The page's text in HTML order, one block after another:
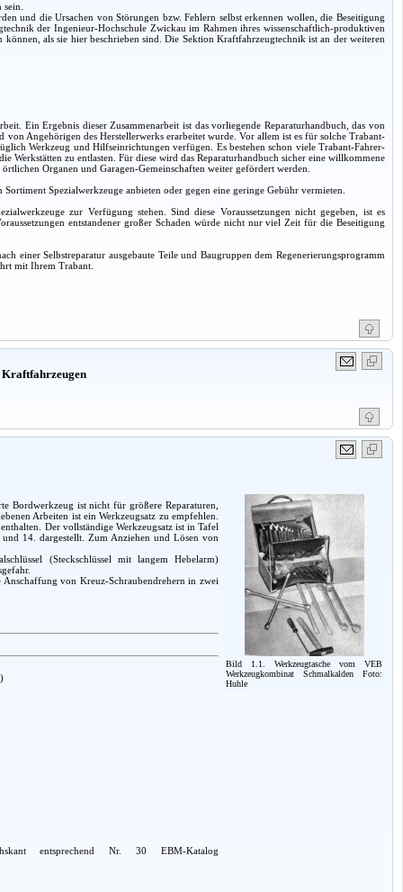
und die Ursachen von Störungen bzw. Fehlern selbst erkennen wollen, die Beseitigung
der Ingenieur-Hochschule Zwickau im Rahmen ihres wissenschaftlich-produktiven
als sie hier beschrieben sind. Die Sektion Kraftfahrzeugtechnik ist an der weiteren
Ein Ergebnis dieser Zusammenarbeit ist das vorliegende Reparaturhandbuch, das von
Angehörigen des Herstellerwerks erarbeitet wurde. Vor allem ist es für solche Trabant-
Werkzeug und Hilfseinrichtungen verfügen. Es bestehen schon viele Trabant-Fahrer-
Werkstätten zu entlasten. Für diese wird das Reparaturhandbuch sicher eine willkommene
Organen und Garagen-Gemeinschaften weiter gefördert werden.
Spezialwerkzeuge anbieten oder gegen eine geringe Gebühr vermieten.
zur Verfügung stehen. Sind diese Voraussetzungen nicht gegeben, ist es
entstandener großer Schaden würde nicht nur viel Zeit für die Beseitigung
einer Selbstreparatur ausgebaute Teile und Baugruppen dem Regenerierungsprogramm
mit Ihrem Trabant.
Bild 1.1. Werkzeugtasche vom VEB
Werkzeugkombinat Schmalkalden Foto:
Huhle
Bordwerkzeug ist nicht für größere Reparaturen,
Arbeiten ist ein Werkzeugsatz zu empfehlen.
Der vollständige Werkzeugsatz ist in Tafel
14. dargestellt. Zum Anziehen und Lösen von
(Steckschlüssel mit langem Hebelarm)
von Kreuz-Schraubendrehern in zwei
entsprechend Nr. 30 EBM-Katalog